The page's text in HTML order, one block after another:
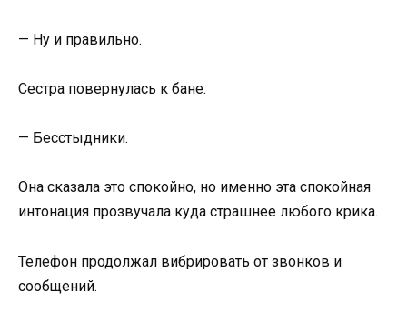
— Ну и правильно.
Сестра повернулась к бане.
— Бесстыдники.
Она сказала это спокойно, но именно эта спокойная
интонация прозвучала куда страшнее любого крика.
Телефон продолжал вибрировать от звонков и
сообщений.